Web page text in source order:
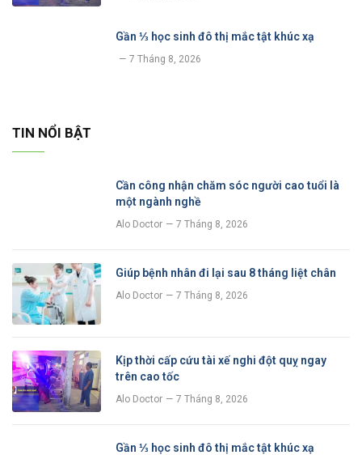
Gần ⅓ học sinh đô thị mắc tật khúc xạ
7 Tháng 8, 2026
TIN NỔI BẬT
Cần công nhận chăm sóc người cao tuổi là
một ngành nghề
Alo Doctor 7 Tháng 8, 2026
Giúp bệnh nhân đi lại sau 8 tháng liệt chân
Alo Doctor 7 Tháng 8, 2026
Kịp thời cấp cứu tài xế nghi đột quỵ ngay
trên cao tốc
Alo Doctor 7 Tháng 8, 2026
Gần ⅓ học sinh đô thị mắc tật khúc xạ